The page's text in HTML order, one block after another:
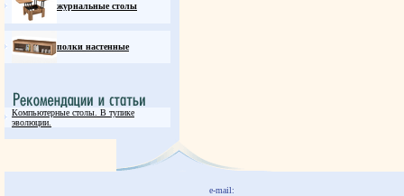
журнальные столы
полки настенные
Компьютерные столы. В тупике
эволюции.
e-mail: